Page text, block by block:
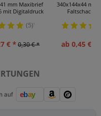
mm Maxibrief
mit Digitaldruck
(5)¹
€ * 0,30 € *
340x144x44 mm
ab 0,45 € *
auf